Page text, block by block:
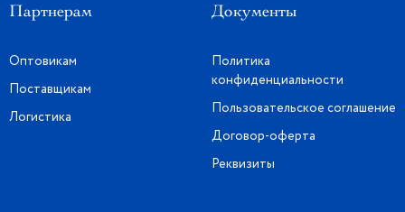
Партнерам
Оптовикам
Поставщикам
Логистика
Документы
Политика
конфиденциальности
Пользовательское соглашение
Договор-оферта
Реквизиты